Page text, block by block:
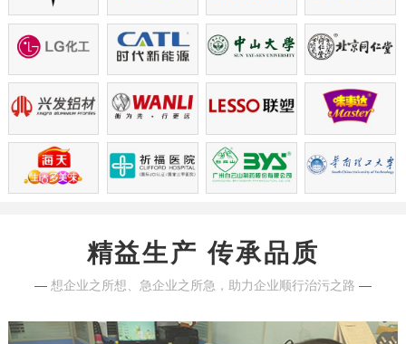
精益生产 传承品质
— 想企业之所想、急企业之所急，助力企业顺行治污之路 —